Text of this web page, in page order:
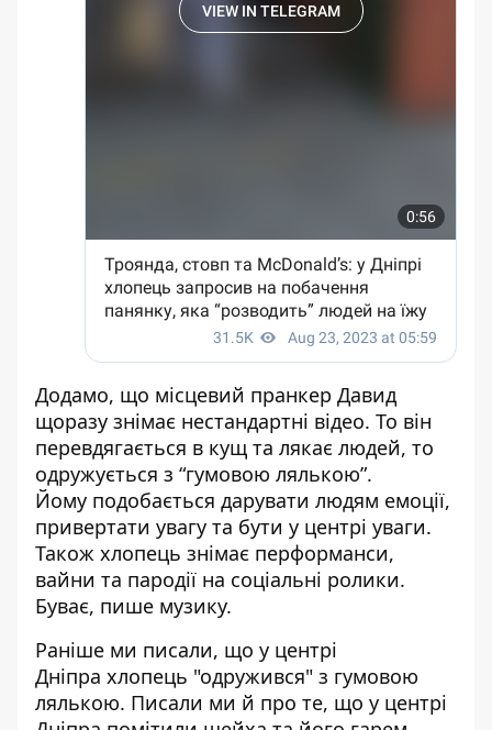
Додамо, що місцевий пранкер Давид
щоразу знімає нестандартні відео. То він
перевдягається в кущ та лякає людей, то
одружується з “гумовою лялькою”.
Йому подобається дарувати людям емоції,
привертати увагу та бути у центрі уваги.
Також хлопець знімає перформанси,
вайни та пародії на соціальні ролики.
Буває, пише музику.
Раніше ми писали, що у центрі
Дніпра хлопець "одружився" з гумовою
лялькою. Писали ми й про те, що у центрі